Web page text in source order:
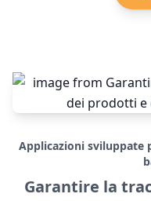
Applicazioni sviluppate
Garantire la